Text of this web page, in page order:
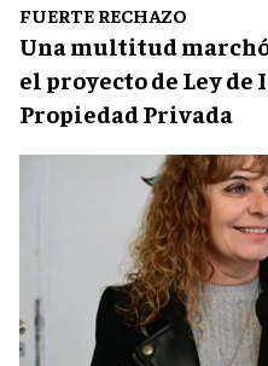
FUERTE RECHAZO
Una multitud
el proyecto de Ley
Propiedad Privada